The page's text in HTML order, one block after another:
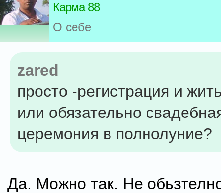
Карма 88
О себе
zared
просто -регистрация и
или обязательно
церемония в полнолуние?
Да. Можно так. Не